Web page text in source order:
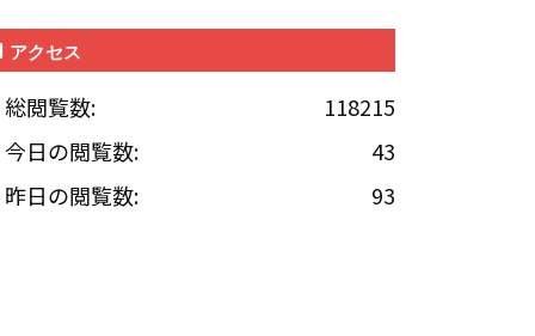
アクセス
118215
総閲覧数:
43
今日の閲覧数:
93
昨日の閲覧数: